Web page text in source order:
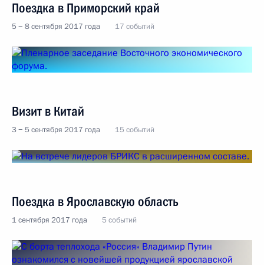
Поездка в Приморский край
5 − 8 сентября 2017 года 17 событий
Визит в Китай
3 − 5 сентября 2017 года 15 событий
Поездка в Ярославскую область
1 сентября 2017 года 5 событий